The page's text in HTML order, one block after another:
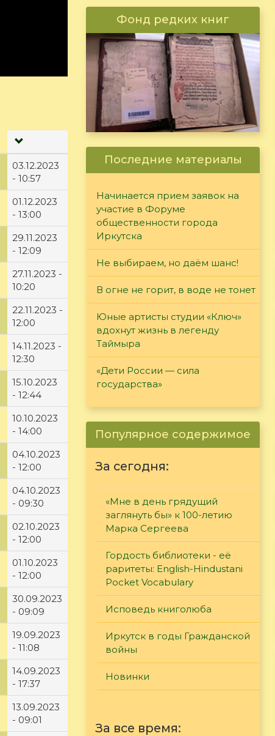
03.12.2023
- 10:57
01.12.2023
- 13:00
29.11.2023
- 12:09
27.11.2023 -
10:20
22.11.2023 -
12:00
14.11.2023 -
12:30
15.10.2023
- 12:44
10.10.2023
- 14:00
04.10.2023
- 12:00
04.10.2023
- 09:30
02.10.2023
- 12:00
01.10.2023
- 12:00
30.09.2023
- 09:09
19.09.2023
- 11:08
14.09.2023
- 17:37
13.09.2023
- 09:01
Фонд редких книг
Последние материалы
Начинается прием заявок на
участие в Форуме
общественности города
Иркутска
Не выбираем, но даём шанс!
В огне не горит, в воде не тонет
Юные артисты студии «Ключ»
вдохнут жизнь в легенду
Таймыра
«Дети России — сила
государства»
Популярное содержимое
За сегодня:
«Мне в день грядущий
заглянуть бы» к 100-летию
Марка Сергеева
Гордость библиотеки - её
раритеты: English-Hindustani
Pocket Vocabulary
Исповедь книголюба
Иркутск в годы Гражданской
войны
Новинки
За все время: